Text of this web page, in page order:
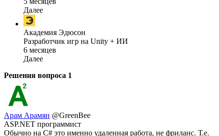
Далее
Академия Эдюсон
Разработчик игр на Unity + ИИ
6 месяцев
Далее
Решения вопроса 1
Арам Арамян @GreenBee
ASP.NET программист
Обычно на C# это именно удаленная работа, не фриланс. Т.е.